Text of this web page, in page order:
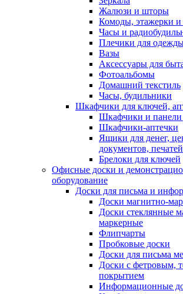
Жалюзи и шторы
Комоды, этажерки
Часы и
Плечики для
Вазы
Аксессуары для
Фотоальбомы
Домашний текстиль
Часы, будильники
Шкафчики для ключей,
Шкафчики и панели
Шкафчики-аптечки
Ящики для денег,
документов, печатей
Брелоки для ключей
Офисные доски и
оборудование
Доски для письма и
Доски магнитно-
Доски стеклянные
маркерные
Флипчарты
Пробковые доски
Доски для письма
Доски с фетровым,
покрытием
Информационные